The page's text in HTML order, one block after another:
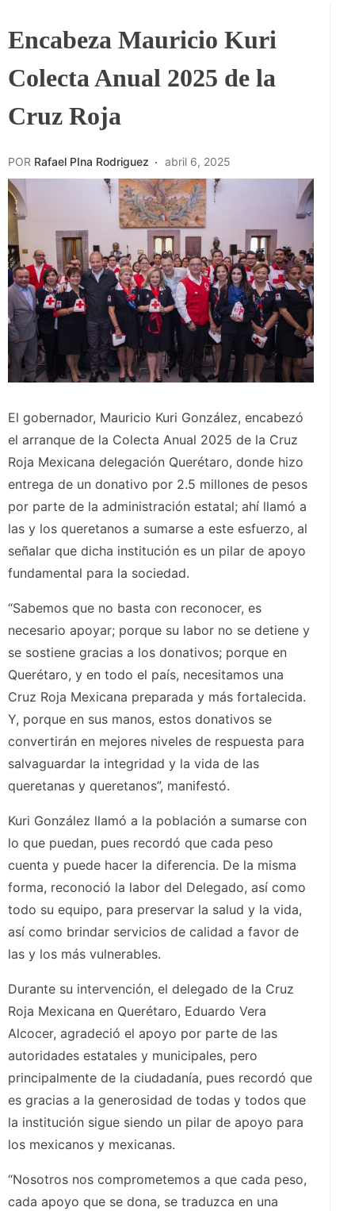
Encabeza Mauricio Kuri
Colecta Anual 2025 de la
Cruz Roja
POR Rafael PIna Rodriguez abril 6, 2025
El gobernador, Mauricio Kuri González, encabezó
el arranque de la Colecta Anual 2025 de la Cruz
Roja Mexicana delegación Querétaro, donde hizo
entrega de un donativo por 2.5 millones de pesos
por parte de la administración estatal; ahí llamó a
las y los queretanos a sumarse a este esfuerzo, al
señalar que dicha institución es un pilar de apoyo
fundamental para la sociedad.
“Sabemos que no basta con reconocer, es
necesario apoyar; porque su labor no se detiene y
se sostiene gracias a los donativos; porque en
Querétaro, y en todo el país, necesitamos una
Cruz Roja Mexicana preparada y más fortalecida.
Y, porque en sus manos, estos donativos se
convertirán en mejores niveles de respuesta para
salvaguardar la integridad y la vida de las
queretanas y queretanos”, manifestó.
Kuri González llamó a la población a sumarse con
lo que puedan, pues recordó que cada peso
cuenta y puede hacer la diferencia. De la misma
forma, reconoció la labor del Delegado, así como
todo su equipo, para preservar la salud y la vida,
así como brindar servicios de calidad a favor de
las y los más vulnerables.
Durante su intervención, el delegado de la Cruz
Roja Mexicana en Querétaro, Eduardo Vera
Alcocer, agradeció el apoyo por parte de las
autoridades estatales y municipales, pero
principalmente de la ciudadanía, pues recordó que
es gracias a la generosidad de todas y todos que
la institución sigue siendo un pilar de apoyo para
los mexicanos y mexicanas.
“Nosotros nos comprometemos a que cada peso,
cada apoyo que se dona, se traduzca en una